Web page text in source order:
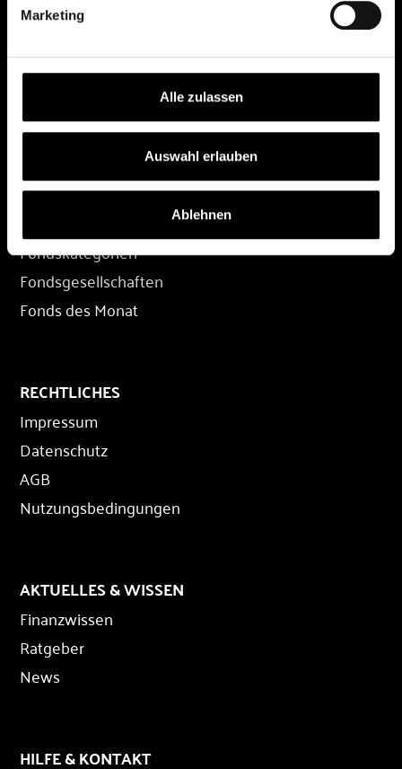
Marketing
Alle zulassen
Auswahl erlauben
Ablehnen
Depot eröffnen
Depot übertragen
Konditionen
FONDS
Fondskategorien
Fondsgesellschaften
Fonds des Monat
RECHTLICHES
Impressum
Datenschutz
AGB
Nutzungsbedingungen
AKTUELLES & WISSEN
Finanzwissen
Ratgeber
News
HILFE & KONTAKT